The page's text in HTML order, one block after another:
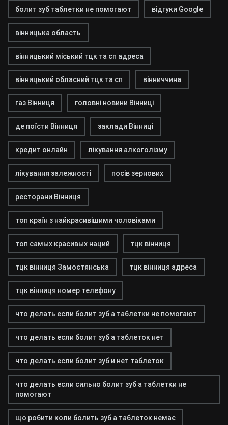
болит зуб таблетки не помогают відгуки Google
вінницька область
вінницький міський тцк та сп адреса
вінницький обласний тцк та сп вінниччина
газ Вінниця головні новини Вінниці
де поїсти Вінниця заклади Вінниці
кредит онлайн лікування алкоголізму
лікування залежності посів зернових
ресторани Вінниця
топ країн з найкрасивішими чоловіками
топ самых красивых наций тцк вінниця
тцк вінниця Замостянська тцк вінниця адреса
тцк вінниця номер телефону
что делать если болит зуб а таблетки не помогают
что делать если болит зуб а таблеток нет
что делать если болит зуб и нет таблеток
что делать если сильно болит зуб а таблетки не
помогают
що робити коли болить зуб а таблеток немає